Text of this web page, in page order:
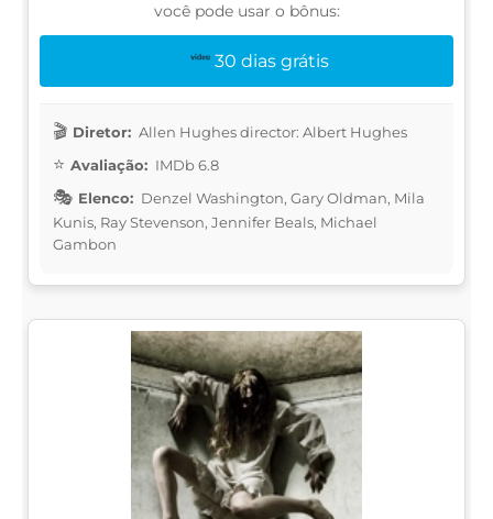
você pode usar o bônus:
30 dias grátis
Diretor: Allen Hughes director: Albert Hughes
Avaliação: IMDb 6.8
Elenco: Denzel Washington, Gary Oldman, Mila
Kunis, Ray Stevenson, Jennifer Beals, Michael
Gambon